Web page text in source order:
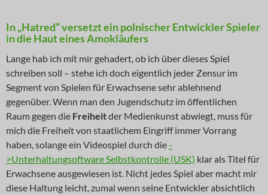
In „Hatred“ versetzt ein polnischer Entwickler Spieler
in die Haut eines Amokläufers
Lange hab ich mit mir gehadert, ob ich über dieses Spiel
schreiben soll – stehe ich doch eigentlich jeder Zensur im
Segment von Spielen für Erwachsene sehr ablehnend
gegenüber. Wenn man den Jugendschutz im öffentlichen
Raum gegen die Freiheitder Medienkunst abwiegt, muss für
mich die Freiheit von staatlichem Eingriff immer Vorrang
haben, solange ein Videospiel durch die-
>Unterhaltungsoftware Selbstkontrolle (USK) klar als Titel für
Erwachsene ausgewiesen ist. Nicht jedes Spiel aber macht mir
diese Haltung leicht, zumal wenn seine Entwickler absichtlich